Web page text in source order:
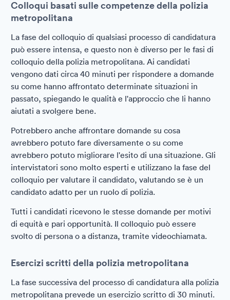
Colloqui basati sulle competenze della polizia
metropolitana
La fase del colloquio di qualsiasi processo di candidatura
può essere intensa, e questo non è diverso per le fasi di
colloquio della polizia metropolitana. Ai candidati
vengono dati circa 40 minuti per rispondere a domande
su come hanno affrontato determinate situazioni in
passato, spiegando le qualità e l'approccio che li hanno
aiutati a svolgere bene.
Potrebbero anche affrontare domande su cosa
avrebbero potuto fare diversamente o su come
avrebbero potuto migliorare l'esito di una situazione. Gli
intervistatori sono molto esperti e utilizzano la fase del
colloquio per valutare il candidato, valutando se è un
candidato adatto per un ruolo di polizia.
Tutti i candidati ricevono le stesse domande per motivi
di equità e pari opportunità. Il colloquio può essere
svolto di persona o a distanza, tramite videochiamata.
Esercizi scritti della polizia metropolitana
La fase successiva del processo di candidatura alla polizia
metropolitana prevede un esercizio scritto di 30 minuti.